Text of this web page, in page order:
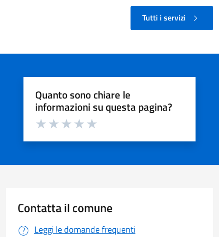
Tutti i servizi
Quanto sono chiare le
informazioni su questa pagina?
Valuta da 1 a 5 stelle la pagina
Contatta il comune
Leggi le domande frequenti